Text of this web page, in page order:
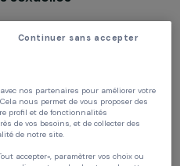
une mémoire
sexuelles